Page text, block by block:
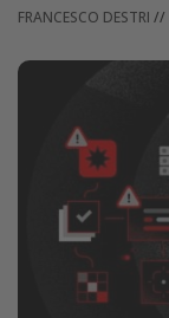
FRANCESCO DESTRI //